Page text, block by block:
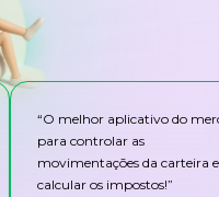
“O melhor aplicativo do
para controlar as
movimentações da carteira e
calcular os impostos!”